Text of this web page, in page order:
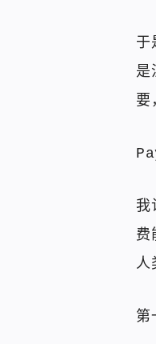
于
是
要
我
费
人
第